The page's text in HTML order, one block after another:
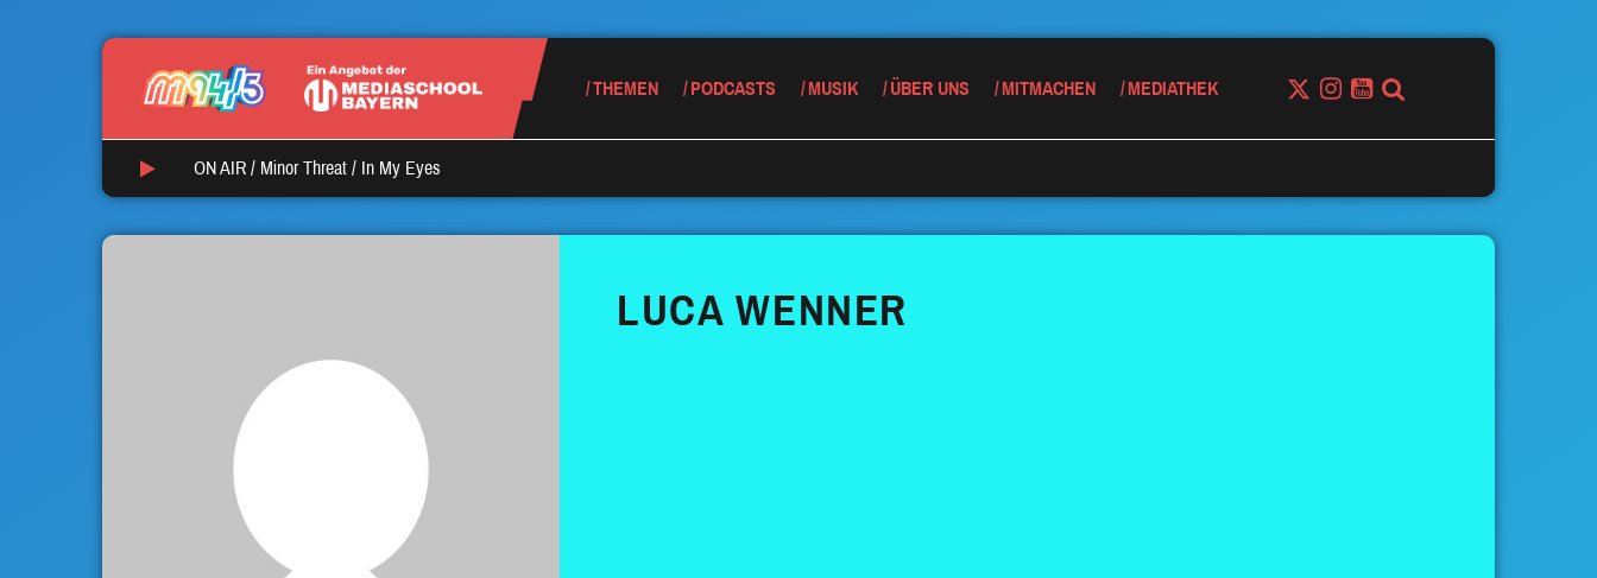
THEMEN PODCASTS MUSIK ÜBER UNS MITMACHEN MEDIATHEK
ON AIR / Minor Threat / In My Eyes
LUCA WENNER